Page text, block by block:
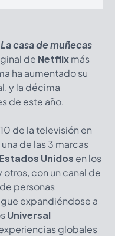
La casa de muñecas
de Netflixmás
ha aumentado su
y la décima
de este año.
de la televisión en
de las 3 marcas
Estados Unidos en los
con un canal de
personas
expandiéndose a
Universal
globales